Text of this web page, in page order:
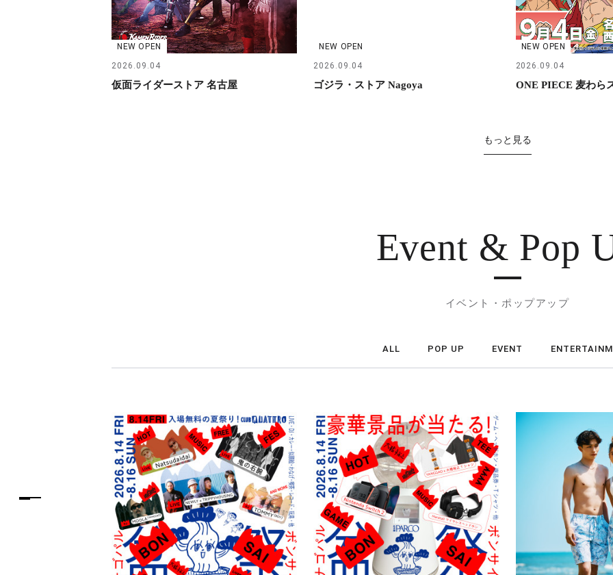
NEW OPEN
2026.09.04
仮面ライダーストア 名古屋
NEW OPEN
2026.09.04
ゴジラ・ストア Nagoya
NEW OPEN
2026.09.04
ONE PIECE 麦わら
もっと見る
Event & Pop
イベント・ポップアップ
ALL POP UP EVENT